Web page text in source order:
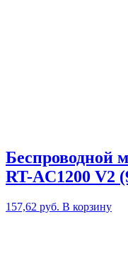
Беспроводной
RT-AC1200 V2
157,62 руб. В корзину